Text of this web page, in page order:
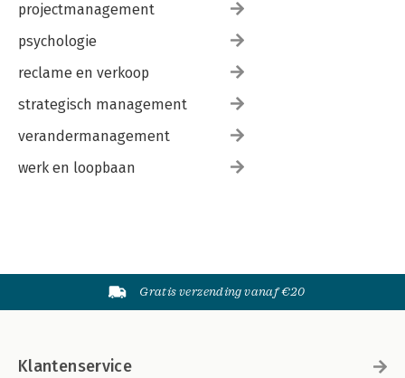
projectmanagement
psychologie
reclame en verkoop
strategisch management
verandermanagement
werk en loopbaan
Gratis verzending vanaf €20
Klantenservice